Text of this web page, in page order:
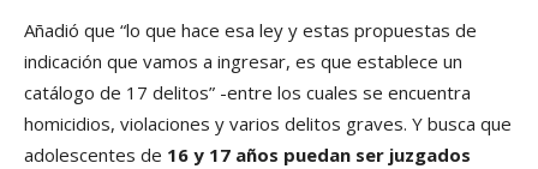
Añadió que “lo que hace esa ley y estas propuestas de
indicación que vamos a ingresar, es que establece un
catálogo de 17 delitos” -entre los cuales se encuentra
homicidios, violaciones y varios delitos graves. Y busca que
adolescentes de 16 y 17 años puedan ser juzgados